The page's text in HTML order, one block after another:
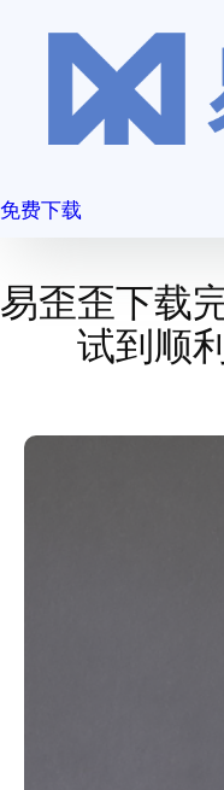
免费下载
易歪歪下载
试到顺